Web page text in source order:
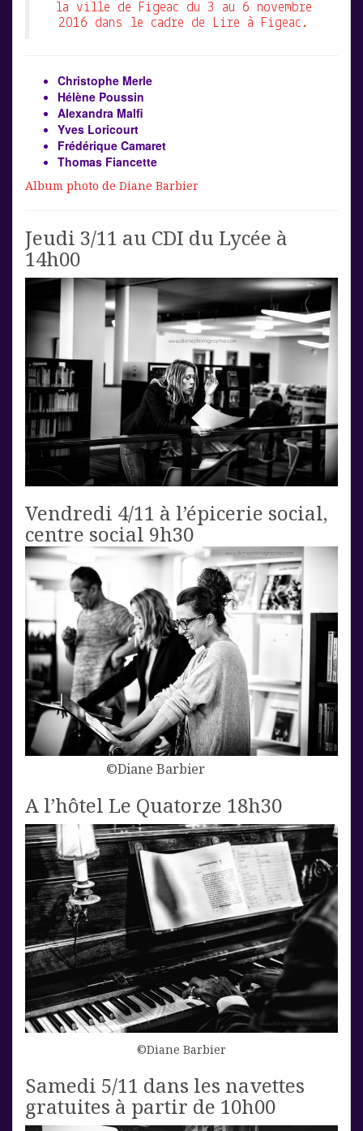
la ville de Figeac du 3 au 6 novembre
2016 dans le cadre de Lire à Figeac.
Christophe Merle
Hélène Poussin
Alexandra Malfi
Yves Loricourt
Frédérique Camaret
Thomas Fiancette
Album photo de Diane Barbier
Jeudi 3/11 au CDI du Lycée à
14h00
Vendredi 4/11 à l’épicerie social,
centre social 9h30
©Diane Barbier
A l’hôtel Le Quatorze 18h30
©Diane Barbier
Samedi 5/11 dans les navettes
gratuites à partir de 10h00